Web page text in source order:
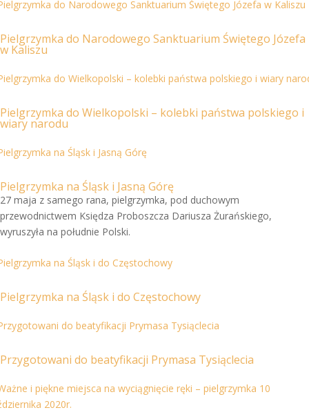
Pielgrzymka do Narodowego Sanktuarium Świętego Józefa
w Kaliszu
Pielgrzymka do Wielkopolski – kolebki państwa polskiego i
wiary narodu
Pielgrzymka na Śląsk i Jasną Górę
27 maja z samego rana, pielgrzymka, pod duchowym
przewodnictwem Księdza Proboszcza Dariusza Żurańskiego,
wyruszyła na południe Polski.
Pielgrzymka na Śląsk i do Częstochowy
Przygotowani do beatyfikacji Prymasa Tysiąclecia